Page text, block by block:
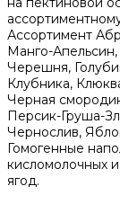
Ассортимент
Манго-
Черешня,
Клубника,
Черная
Персик-Груша-
Чернослив,
Гомогенные
кисломолочных
ягод.